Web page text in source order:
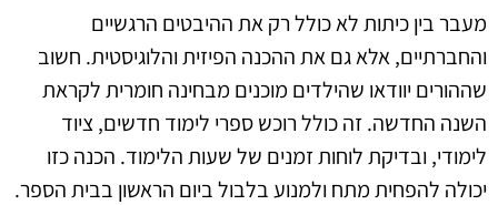
מעבר בין כיתות לא כולל רק את ההיבטים הרגשיים
והחברתיים, אלא גם את ההכנה הפיזית והלוגיסטית. חשוב
שההורים יוודאו שהילדים מוכנים מבחינה חומרית לקראת
השנה החדשה. זה כולל רוכש ספרי לימוד חדשים, ציוד
לימודי, ובדיקת לוחות זמנים של שעות הלימוד. הכנה כזו
יכולה להפחית מתח ולמנוע בלבול ביום הראשון בבית הספר.